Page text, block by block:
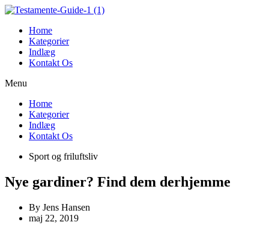
Videre
indholdHome
Kategorier
Indlæg
Kontakt Os
Menu
Home
Kategorier
Indlæg
Kontakt Os
Sport og friluftsliv
Nye gardiner? Find dem derhjemme
By Jens Hansen
maj 22, 2019